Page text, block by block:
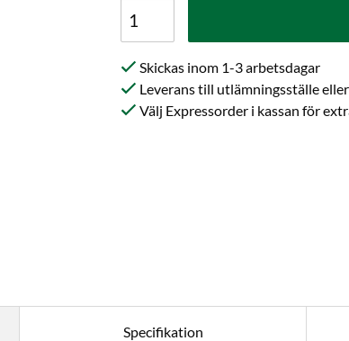
Skickas inom 1-3 arbetsdagar
Leverans till utlämningsställe
Välj Expressorder i kassan för
Specifikation